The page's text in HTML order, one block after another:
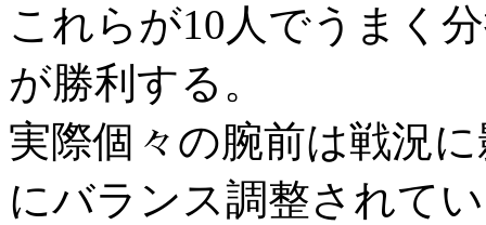
これらが10人でうまく
が勝利する。
実際個々の腕前は戦況
にバランス調整されて